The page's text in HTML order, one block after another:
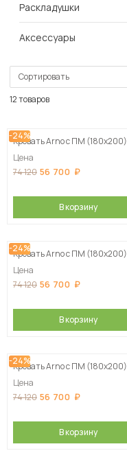
Раскладушки
Аксессуары
Сортировать
Сначала дорогие
12 товаров
-24%
Кровать Arno с ПМ (180х200)
Цена
74 120 56 700
В корзину
-24%
Кровать Arno с ПМ (180х200)
Цена
74 120 56 700
В корзину
-24%
Кровать Arno с ПМ (180х200)
Цена
74 120 56 700
В корзину